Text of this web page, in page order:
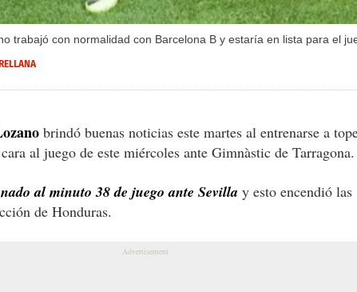
trabajó con normalidad con Barcelona B y estaría en lista para el
brindó buenas noticias este martes al entrenarse a
al juego de este miércoles ante Gimnàstic de Tarragona.
al minuto 38 de juego ante Sevilla y esto encendió las
de Honduras.